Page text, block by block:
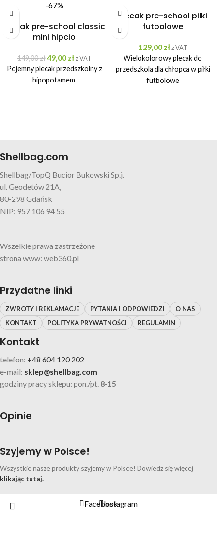
-67%
Plecak pre-school classic
mini hipcio
149,00zł 49,00 zł z VAT
Pojemny plecak przedszkolny z
hipopotamem.
Plecak pre-school piłki
futbolowe
129,00 zł z VAT
Wielokolorowy plecak do
przedszkola dla chłopca w piłki
futbolowe
Shellbag.com
Shellbag/TopQ Bucior Bukowski Sp.j.
ul. Geodetów 21A,
80-298 Gdańsk
NIP: 957 106 94 55
Wszelkie prawa zastrzeżone
strona www: web360.pl
Przydatne linki
ZWROTY I REKLAMACJE PYTANIA I ODPOWIEDZI
O NAS
KONTAKT
POLITYKA PRYWATNOŚCI REGULAMIN
Kontakt
telefon: +48 604 120 202
e-mail: sklep@shellbag.com
godziny pracy sklepu: pon./pt. 8-15
Opinie
Szyjemy w Polsce!
Wszystkie nasze produkty szyjemy w Polsce! Dowiedz się więcej
klikając tutaj.
FacebookInstagram